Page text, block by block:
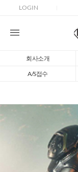
LOGIN
회사소개
A/S접수